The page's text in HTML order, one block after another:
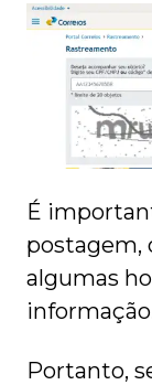
É
postagem,
algumas
Portanto,